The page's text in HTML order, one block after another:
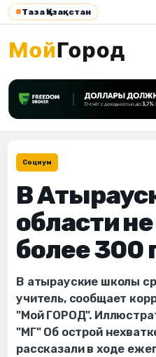
#Таза Қазақстан
Социум
В
области
более 300
В атырауские школы
учитель, сообщает
"Мой ГОРОД".
"МГ" Об острой
рассказали в ходе